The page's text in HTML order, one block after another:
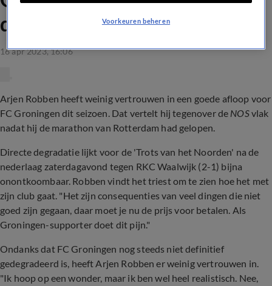
doet dit pijn'
16 apr 2023, 16:06
Arjen Robben heeft weinig vertrouwen in een goede afloop voor
FC Groningen dit seizoen. Dat vertelt hij tegenover de NOSvlak
nadat hij de marathon van Rotterdam had gelopen.
Directe degradatie lijkt voor de 'Trots van het Noorden' na de
nederlaag zaterdagavond tegen RKC Waalwijk (2-1) bijna
onontkoombaar. Robben vindt het triest om te zien hoe het met
zijn club gaat. "Het zijn consequenties van veel dingen die niet
goed zijn gegaan, daar moet je nu de prijs voor betalen. Als
Groningen-supporter doet dit pijn."
Ondanks dat FC Groningen nog steeds niet definitief
gedegradeerd is, heeft Arjen Robben er weinig vertrouwen in.
"Ik hoop op een wonder, maar ik ben wel heel realistisch. Nee,
Voorkeuren beheren